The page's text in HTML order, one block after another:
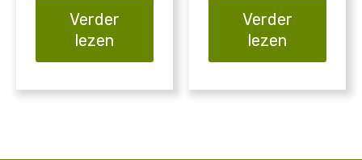
Verder
lezen
Verder
lezen